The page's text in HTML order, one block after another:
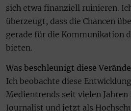
sich etwa finanziell ruinieren.
überzeugt, dass die Chancen
gerade für die Kommunikation
bieten.
Was beschleunigt diese
Ich beobachte diese
Medientrends seit vielen
Journalist und jetzt als